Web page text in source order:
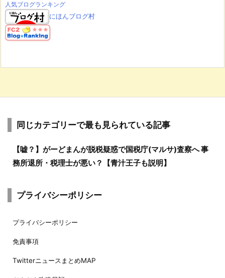
人気ブログランキング
にほんブログ村
同じカテゴリーで最も見られている記事
【嘘？】がーどまんが脱税疑惑で国税庁(マルサ)査察へ 事
務所退所・税理士が悪い？【青汁王子も説明】
プライバシーポリシー
プライバシーポリシー
免責事項
TwitterニュースまとめMAP